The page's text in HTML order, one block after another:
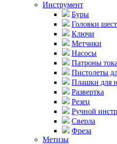
Инструмент
Буры
Головки
Ключи
Метчики
Насосы
Патроны
Пистолеты
Плашки для
Развертка
Резец
Ручной
Сверла
Фреза
Метизы